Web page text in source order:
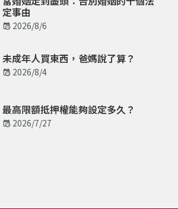
定事由
2026/8/6
未成年人買東西，爸媽說了算？
2026/8/4
最高限額抵押權能夠設定多久？
2026/7/27